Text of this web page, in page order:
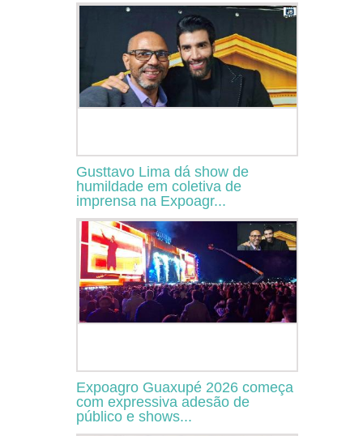
Gusttavo Lima dá show de
humildade em coletiva de
imprensa na Expoagr...
Expoagro Guaxupé 2026 começa
com expressiva adesão de
público e shows...